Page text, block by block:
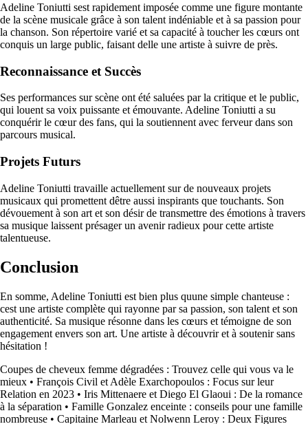
Adeline Toniutti sest rapidement imposée comme une figure montante
de la scène musicale grâce à son talent indéniable et à sa passion pour
la chanson. Son répertoire varié et sa capacité à toucher les cœurs ont
conquis un large public, faisant delle une artiste à suivre de près.
Reconnaissance et Succès
Ses performances sur scène ont été saluées par la critique et le public,
qui louent sa voix puissante et émouvante. Adeline Toniutti a su
conquérir le cœur des fans, qui la soutiennent avec ferveur dans son
parcours musical.
Projets Futurs
Adeline Toniutti travaille actuellement sur de nouveaux projets
musicaux qui promettent dêtre aussi inspirants que touchants. Son
dévouement à son art et son désir de transmettre des émotions à travers
sa musique laissent présager un avenir radieux pour cette artiste
talentueuse.
Conclusion
En somme, Adeline Toniutti est bien plus quune simple chanteuse :
cest une artiste complète qui rayonne par sa passion, son talent et son
authenticité. Sa musique résonne dans les cœurs et témoigne de son
engagement envers son art. Une artiste à découvrir et à soutenir sans
hésitation !
Coupes de cheveux femme dégradées : Trouvez celle qui vous va le
mieux • François Civil et Adèle Exarchopoulos : Focus sur leur
Relation en 2023 • Iris Mittenaere et Diego El Glaoui : De la romance
à la séparation • Famille Gonzalez enceinte : conseils pour une famille
nombreuse • Capitaine Marleau et Nolwenn Leroy : Deux Figures